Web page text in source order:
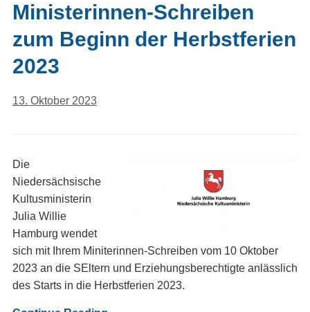
Ministerinnen-Schreiben
zum Beginn der Herbstferien
2023
13. Oktober 2023
Die
Niedersächsische
Kultusministerin
Julia Willie
Hamburg wendet
sich mit Ihrem Miniterinnen-Schreiben vom 10 Oktober
2023 an die SEltern und Erziehungsberechtigte anlässlich
des Starts in die Herbstferien 2023.